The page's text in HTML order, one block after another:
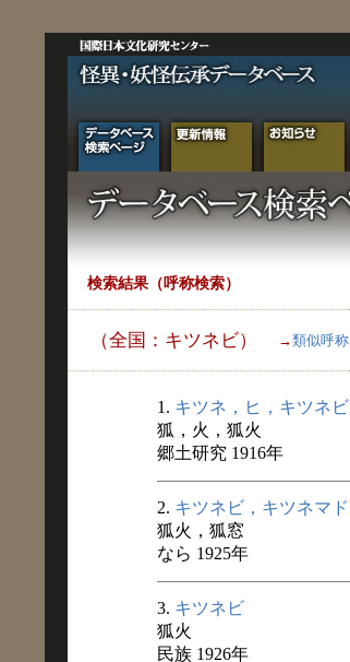
検索結果（呼称検索）
（全国：キツネビ） →類似呼称
1. キツネ，ヒ，キツネビ
狐，火，狐火
郷土研究 1916年
2. キツネビ，キツネマド
狐火，狐窓
なら 1925年
3. キツネビ
狐火
民族 1926年